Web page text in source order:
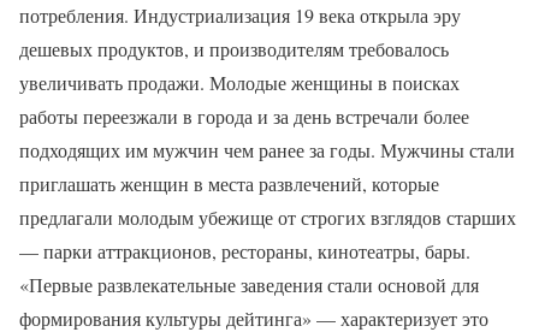
потребления. Индустриализация 19 века открыла эру
дешевых продуктов, и производителям требовалось
увеличивать продажи. Молодые женщины в поисках
работы переезжали в города и за день встречали более
подходящих им мужчин чем ранее за годы. Мужчины стали
приглашать женщин в места развлечений, которые
предлагали молодым убежище от строгих взглядов старших
— парки аттракционов, рестораны, кинотеатры, бары.
«Первые развлекательные заведения стали основой для
формирования культуры дейтинга» — характеризует это